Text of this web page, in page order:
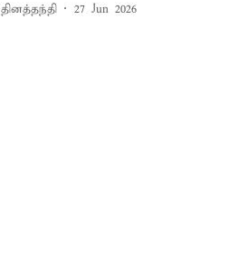
தினத்தந்தி 27 Jun 2026